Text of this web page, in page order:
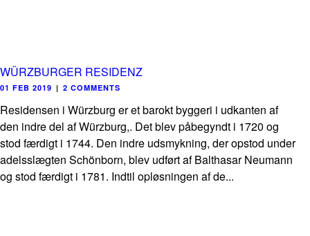
WÜRZBURGER RESIDENZ
01 FEB 2019 | 2 COMMENTS
Residensen i Würzburg er et barokt byggeri i udkanten af
den indre del af Würzburg,. Det blev påbegyndt i 1720 og
stod færdigt i 1744. Den indre udsmykning, der opstod under
adelsslægten Schönborn, blev udført af Balthasar Neumann
og stod færdigt i 1781. Indtil opløsningen af de...